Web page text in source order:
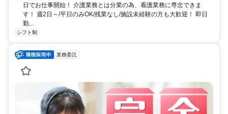
日でお仕事開始！ 介護業務とは分業の為、看護業務に専念できま
す！ 週2日～/平日のみOK/残業なし/施設未経験の方も大歓迎！ 即日
勤...
シフト制
業務委託